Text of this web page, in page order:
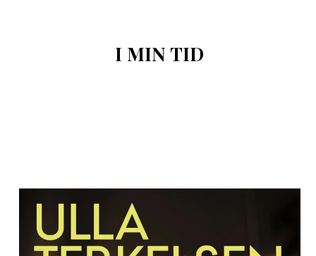
I MIN TID